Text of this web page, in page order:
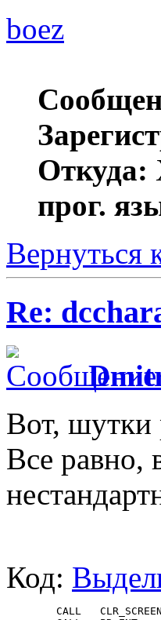
boez
Откуда:
прог.
Вернуться
Re:
Вот, шутки
Все равно,
Код:
CALL   CLR_SCREEN